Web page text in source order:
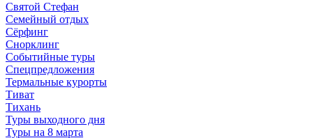
Святой Стефан
Семейный отдых
Сёрфинг
Снорклинг
Событийные туры
Спецпредложения
Термальные курорты
Тиват
Тихань
Туры выходного дня
Туры на 8 марта